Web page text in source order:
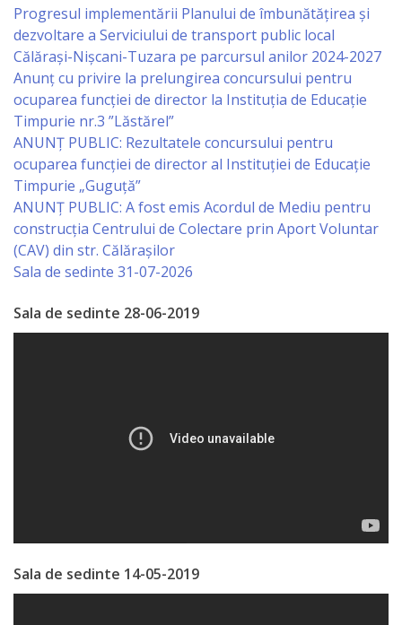
Stat
al
Actelor
Locale
Primăria
Aparatul
Primăriei
Lista
colaboratorilor
Contabilitate
şi
Urbanism
Progresul implementării Planului de îmbunătățirea și
dezvoltare a Serviciului de transport public local
Călărași-Nișcani-Tuzara pe parcursul anilor 2024-2027
Anunț cu privire la prelungirea concursului pentru
ocuparea funcţiei de director la Instituția de Educație
Timpurie nr.3 ”Lăstărel”
ANUNȚ PUBLIC: Rezultatele concursului pentru
ocuparea funcției de director al Instituției de Educație
Timpurie „Guguță”
ANUNȚ PUBLIC: A fost emis Acordul de Mediu pentru
construcția Centrului de Colectare prin Aport Voluntar
(CAV) din str. Călărașilor
Sala de sedinte 31-07-2026
Sala de sedinte 28-06-2019
Sala de sedinte 14-05-2019